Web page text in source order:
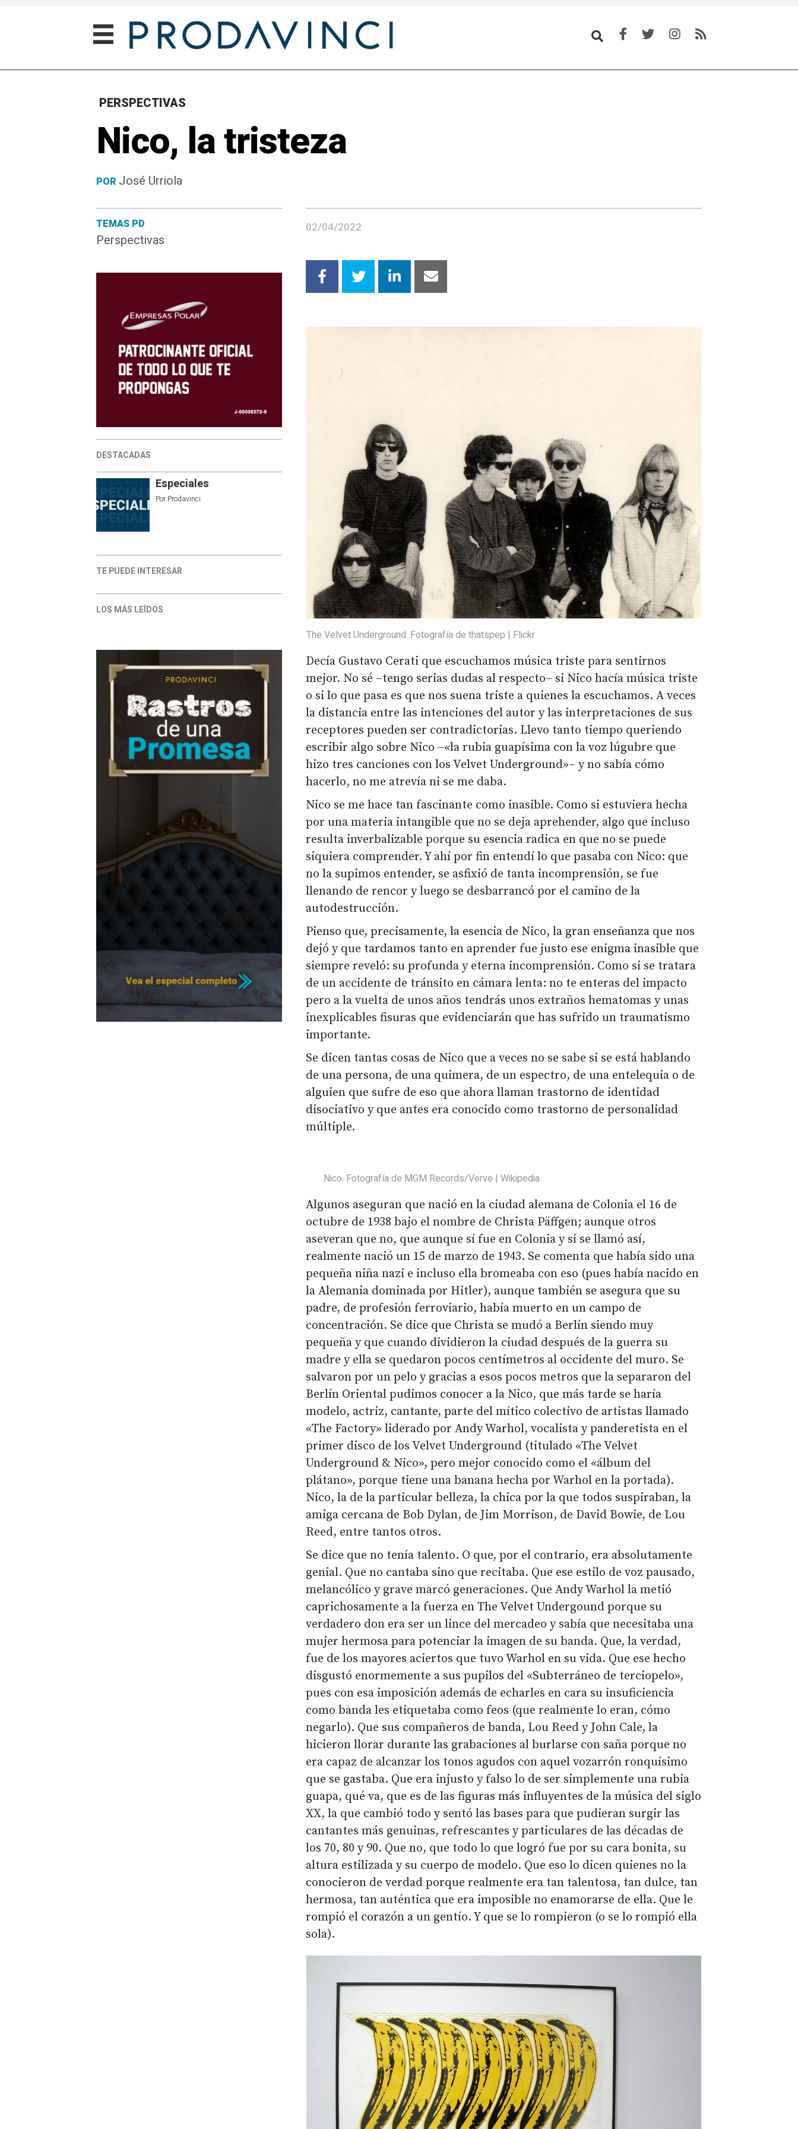
PERSPECTIVAS
Nico, la tristeza
POR José Urriola
TEMAS PD
Perspectivas
DESTACADAS
Especiales
Por Prodavinci
TE PUEDE INTERESAR
LOS MÁS LEÍDOS
02/04/2022
The Velvet Underground. Fotografía de thatspep | Flickr
Decía Gustavo Cerati que escuchamos música triste para sentirnos
mejor. No sé –tengo serias dudas al respecto– si Nico hacía música triste
o si lo que pasa es que nos suena triste a quienes la escuchamos. A veces
la distancia entre las intenciones del autor y las interpretaciones de sus
receptores pueden ser contradictorias. Llevo tanto tiempo queriendo
escribir algo sobre Nico –«la rubia guapísima con la voz lúgubre que
hizo tres canciones con los Velvet Underground»– y no sabía cómo
hacerlo, no me atrevía ni se me daba.
Nico se me hace tan fascinante como inasible. Como si estuviera hecha
por una materia intangible que no se deja aprehender, algo que incluso
resulta inverbalizable porque su esencia radica en que no se puede
siquiera comprender. Y ahí por fin entendí lo que pasaba con Nico: que
no la supimos entender, se asfixió de tanta incomprensión, se fue
llenando de rencor y luego se desbarrancó por el camino de la
autodestrucción.
Pienso que, precisamente, la esencia de Nico, la gran enseñanza que nos
dejó y que tardamos tanto en aprender fue justo ese enigma inasible que
siempre reveló: su profunda y eterna incomprensión. Como si se tratara
de un accidente de tránsito en cámara lenta: no te enteras del impacto
pero a la vuelta de unos años tendrás unos extraños hematomas y unas
inexplicables fisuras que evidenciarán que has sufrido un traumatismo
importante.
Se dicen tantas cosas de Nico que a veces no se sabe si se está hablando
de una persona, de una quimera, de un espectro, de una entelequia o de
alguien que sufre de eso que ahora llaman trastorno de identidad
disociativo y que antes era conocido como trastorno de personalidad
múltiple.
Nico. Fotografía de MGM Records/Verve | Wikipedia
Algunos aseguran que nació en la ciudad alemana de Colonia el 16 de
octubre de 1938 bajo el nombre de Christa Päffgen; aunque otros
aseveran que no, que aunque sí fue en Colonia y sí se llamó así,
realmente nació un 15 de marzo de 1943. Se comenta que había sido una
pequeña niña nazi e incluso ella bromeaba con eso (pues había nacido en
la Alemania dominada por Hitler), aunque también se asegura que su
padre, de profesión ferroviario, había muerto en un campo de
concentración. Se dice que Christa se mudó a Berlín siendo muy
pequeña y que cuando dividieron la ciudad después de la guerra su
madre y ella se quedaron pocos centímetros al occidente del muro. Se
salvaron por un pelo y gracias a esos pocos metros que la separaron del
Berlín Oriental pudimos conocer a la Nico, que más tarde se haría
modelo, actriz, cantante, parte del mítico colectivo de artistas llamado
«The Factory» liderado por Andy Warhol, vocalista y panderetista en el
primer disco de los Velvet Underground (titulado «The Velvet
Underground & Nico», pero mejor conocido como el «álbum del
plátano», porque tiene una banana hecha por Warhol en la portada).
Nico, la de la particular belleza, la chica por la que todos suspiraban, la
amiga cercana de Bob Dylan, de Jim Morrison, de David Bowie, de Lou
Reed, entre tantos otros.
Se dice que no tenía talento. O que, por el contrario, era absolutamente
genial. Que no cantaba sino que recitaba. Que ese estilo de voz pausado,
melancólico y grave marcó generaciones. Que Andy Warhol la metió
caprichosamente a la fuerza en The Velvet Undergound porque su
verdadero don era ser un lince del mercadeo y sabía que necesitaba una
mujer hermosa para potenciar la imagen de su banda. Que, la verdad,
fue de los mayores aciertos que tuvo Warhol en su vida. Que ese hecho
disgustó enormemente a sus pupilos del «Subterráneo de terciopelo»,
pues con esa imposición además de echarles en cara su insuficiencia
como banda les etiquetaba como feos (que realmente lo eran, cómo
negarlo). Que sus compañeros de banda, Lou Reed y John Cale, la
hicieron llorar durante las grabaciones al burlarse con saña porque no
era capaz de alcanzar los tonos agudos con aquel vozarrón ronquísimo
que se gastaba. Que era injusto y falso lo de ser simplemente una rubia
guapa, qué va, que es de las figuras más influyentes de la música del siglo
XX, la que cambió todo y sentó las bases para que pudieran surgir las
cantantes más genuinas, refrescantes y particulares de las décadas de
los 70, 80 y 90. Que no, que todo lo que logró fue por su cara bonita, su
altura estilizada y su cuerpo de modelo. Que eso lo dicen quienes no la
conocieron de verdad porque realmente era tan talentosa, tan dulce, tan
hermosa, tan auténtica que era imposible no enamorarse de ella. Que le
rompió el corazón a un gentío. Y que se lo rompieron (o se lo rompió ella
sola).